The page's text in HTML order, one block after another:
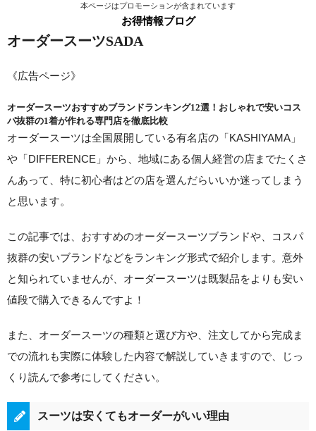
本ページはプロモーションが含まれています
お得情報ブログ
オーダースーツSADA
《広告ページ》
オーダースーツおすすめブランドランキング12選！ おしゃれで安いコス
パ抜群の1着が作れる専門店を徹底比較
オーダースーツは全国展開している有名店の「KASHIYAMA」
や「DIFFERENCE」から、地域にある個人経営の店までたくさ
んあって、特に初心者はどの店を選んだらいいか迷ってしまう
と思います。
この記事では、 おすすめのオーダースーツブランドや、コスパ
抜群の安いブランドなどをランキング形式で紹介 します。 意外
と知られていませんが、オーダースーツは既製品をよりも安い
値段で購入できる んですよ！
また、オーダースーツの種類と選び方や、注文してから完成ま
での流れも実際に体験した内容で解説していきますので、じっ
くり読んで参考にしてください。
スーツは安くてもオーダーがいい理由